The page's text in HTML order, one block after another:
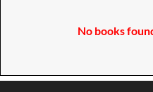
No books